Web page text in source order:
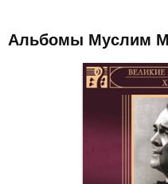
Альбомы Муслим